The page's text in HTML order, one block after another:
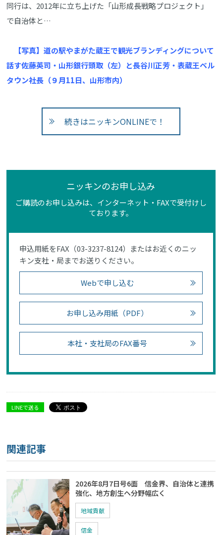
同行は、2012年に立ち上げた「山形成長戦略プロジェクト」
で自治体と…
【写真】道の駅やまがた蔵王で観光ブランディングについて
話す佐藤英司・山形銀行頭取（左）と長谷川正芳・表蔵王ベル
タウン社長（９月11日、山形市内）
続きはニッキンONLINEで！
ニッキンのお申し込み
ご購読のお申し込みは、インターネット・FAXで受付けし
ております。
申込用紙をFAX（03-3237-8124）またはお近くのニッ
キン支社・局までお送りください。
Webで申し込む
お申し込み用紙（PDF）
本社・支社局のFAX番号
LINEで送る
関連記事
2026年8月7日号6面 信金界、自治体と連携
強化、地方創生ヘ分野幅広く
地域貢献
信金